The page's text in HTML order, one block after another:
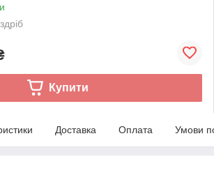
Купити
Доставка Оплата Умови